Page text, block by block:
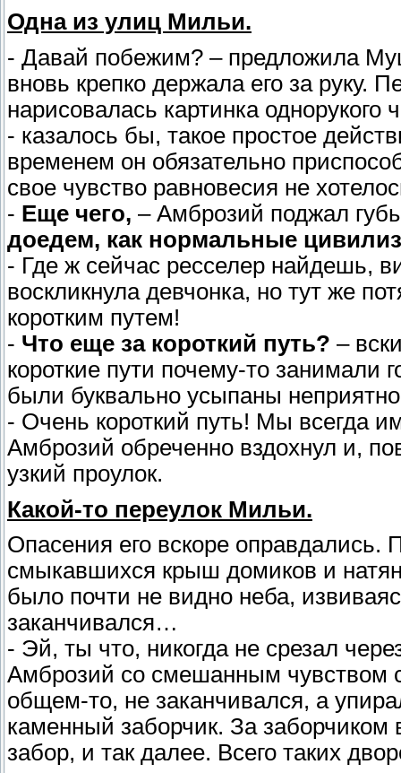
Одна из улиц Мильи.
- Давай побежим? – предложила
вновь крепко держала его за
нарисовалась картинка однорукого
- казалось бы, такое простое
временем он обязательно
свое чувство равновесия не
- Еще чего, – Амброзий поджал
доедем, как нормальные
- Где ж сейчас ресселер найдешь,
воскликнула девчонка, но тут же
коротким путем!
- Что еще за короткий путь? –
короткие пути почему-то
были буквально усыпаны
- Очень короткий путь! Мы всегда
Амброзий обреченно вздохнул и,
узкий проулок.
Какой-то переулок Мильи.
Опасения его вскоре оправдались.
смыкавшихся крыш домиков и
было почти не видно неба,
заканчивался…
- Эй, ты что, никогда не срезал
Амброзий со смешанным чувством
общем-то, не заканчивался, а
каменный заборчик. За
забор, и так далее. Всего таких